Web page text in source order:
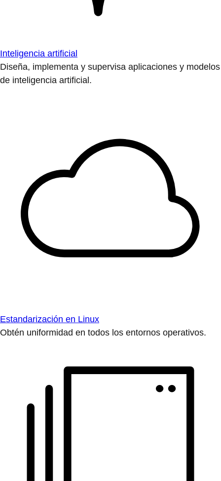
Inteligencia artificial
Diseña, implementa y supervisa aplicaciones y modelos
de inteligencia artificial.
Estandarización en Linux
Obtén uniformidad en todos los entornos operativos.